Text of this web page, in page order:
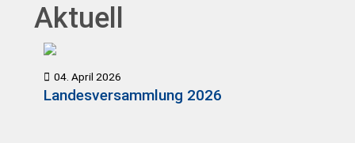
Aktuell
04. April 2026
Landesversammlung 2026